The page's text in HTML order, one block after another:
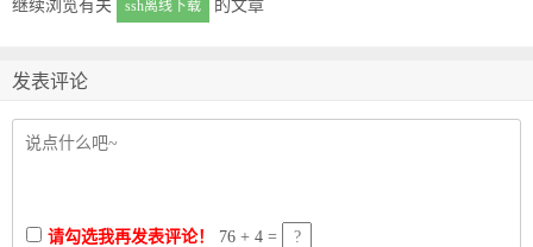
继续浏览有关 ssh离线下载 的文章
发表评论
请勾选我再发表评论！ 76 + 4 =